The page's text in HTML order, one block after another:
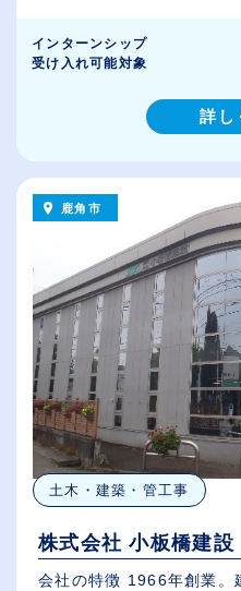
インターンシップ
受け入れ可能対象
詳し
鹿角市
土木・建築・管工事
株式会社 小板橋建設
会社の特徴 1966年創業。